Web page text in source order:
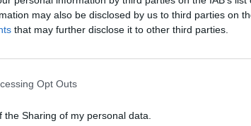
may also be disclosed by us to third parties on
that may further disclose it to other third parties.
Opt Outs
the Sharing of my personal data.
plus long rayon d’action, la compagnie
la Thaïlande et l’Inde : tout au long
passe de trois à cinq fréquences
devient quotidienne, avec sept vols par
voyages long-courriers vers des
et culturel », selon le transporteur.
Lufthansa